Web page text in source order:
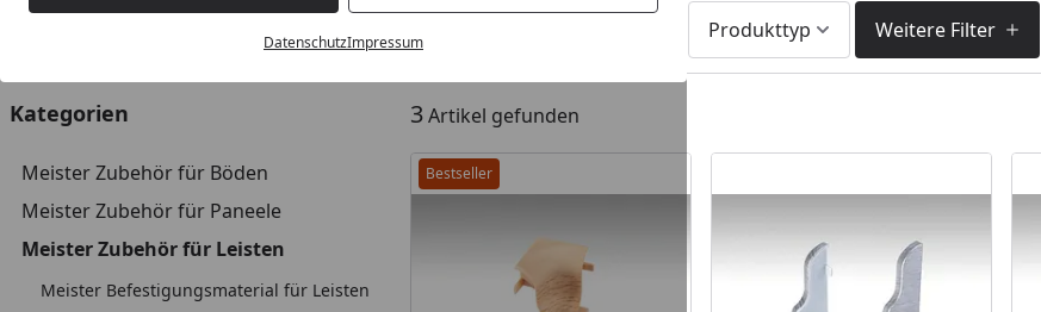
DatenschutzImpressum Produkttyp Weitere Filter
Kategorien
Meister Zubehör für Böden
Meister Zubehör für Paneele
Meister Zubehör für Leisten
Meister Befestigungsmaterial für Leisten
3Artikel gefunden
Bestseller